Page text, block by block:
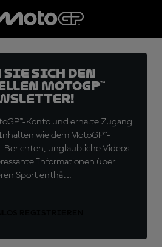
Sie sich den
MotoGP™
Konto und erhalte Zugang
wie dem MotoGP™-
Berichten, unglaubliche Videos
Informationen über
Sport enthält.